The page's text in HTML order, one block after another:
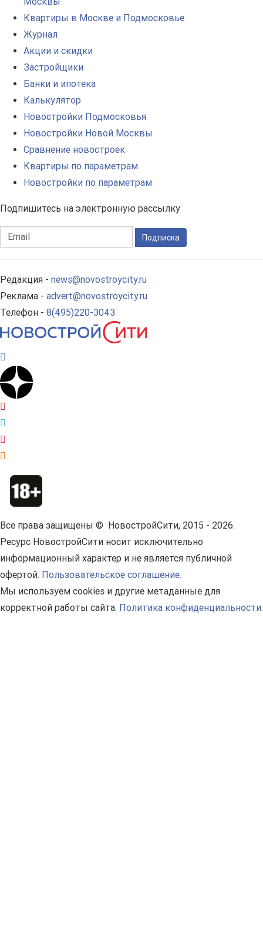
Квартиры в Москве и Подмосковье
Журнал
Акции и скидки
Застройщики
Банки и ипотека
Калькулятор
Новостройки Подмосковья
Новостройки Новой Москвы
Сравнение новостроек
Квартиры по параметрам
Новостройки по параметрам
Подпишитесь на электронную рассылку
Подписка
Редакция - news@novostroycity.ru
Реклама - advert@novostroycity.ru
Телефон - 8(495)220-3043
Все права защищены © НовостройСити, 2015 - 2026.
Ресурс НовостройСити носит исключительно
информационный характер и не является публичной
офертой. Пользовательское соглашение.
Мы используем cookies и другие метаданные для
корректной работы сайта. Политика конфиденциальности.